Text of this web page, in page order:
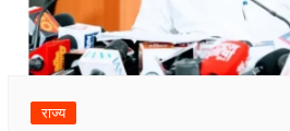
राज्य